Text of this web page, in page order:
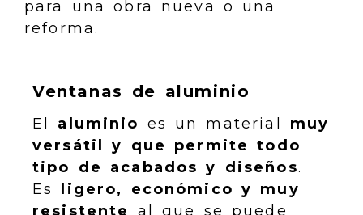
para una obra nueva o una
reforma.
Ventanas de aluminio
El aluminio es un material muy
versátil y que permite todo
tipo de acabados y diseños.
Es
ligero, económico y muy
resistente
al que se puede